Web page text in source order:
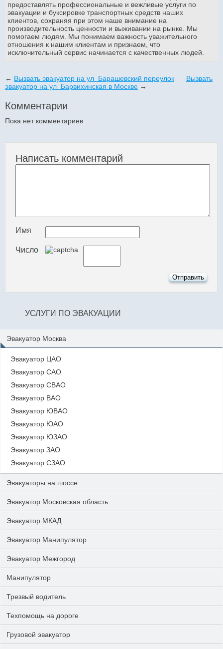
предоставлять профессиональные и вежливые услуги по
эвакуации и буксировке транспортных средств наших
клиентов, сохраняя при этом наше внимание на
производительность ценности и выживании на рынке. Мы
помогаем людям. Мы понимаем важность уважительного
отношения к нашим клиентам и признаем, что
исключительный сервис начинается с качественных людей.
← Вызвать эвакуатор на ул Барашевский переулок
Вызвать
эвакуатор на ул Барвихинская в Москве →
Комментарии
Пока нет комментариев
Написать комментарий
Имя
Число
УСЛУГИ ПО ЭВАКУАЦИИ
Эвакуатор Москва
Эвакуатор ЦАО
Эвакуатор САО
Эвакуатор СВАО
Эвакуатор ВАО
Эвакуатор ЮВАО
Эвакуатор ЮАО
Эвакуатор ЮЗАО
Эвакуатор ЗАО
Эвакуатор СЗАО
Эвакуаторы на шоссе
Эвакуатор Московская область
Эвакуатор МКАД
Эвакуатор Манипулятор
Эвакуатор Межгород
Манипулятор
Трезвый водитель
Техпомощь на дороге
Грузовой эвакуатор